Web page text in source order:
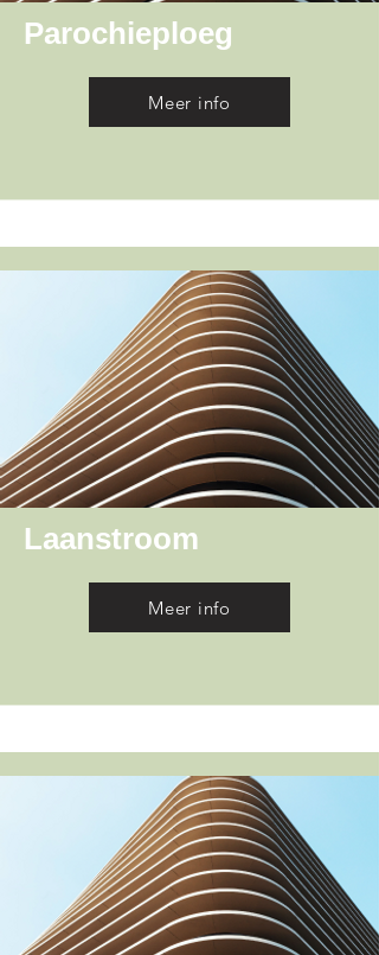
Parochieploeg
Meer info
Laanstroom
Meer info